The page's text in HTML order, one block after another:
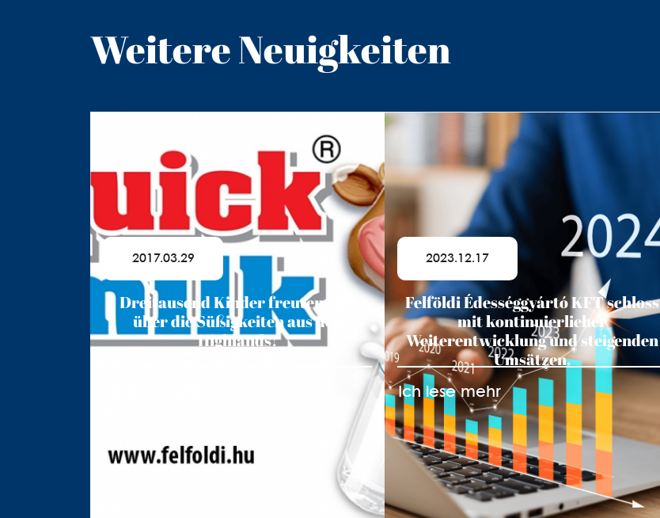
Weitere Neuigkeiten
2017.03.29
Dreitausend Kinder freuten sich
über die Süßigkeiten aus den
Highlands!
2023.12.17
Felföldi Édességgyártó KFT schloss
mit kontinuierlicher
Weiterentwicklung und steigenden
Umsätzen.
Ich lese mehr